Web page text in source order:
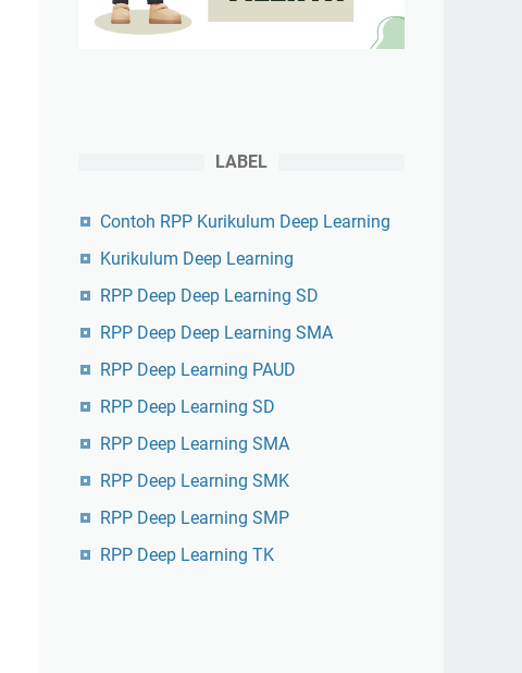
LABEL
Contoh RPP Kurikulum Deep Learning
Kurikulum Deep Learning
RPP Deep Deep Learning SD
RPP Deep Deep Learning SMA
RPP Deep Learning PAUD
RPP Deep Learning SD
RPP Deep Learning SMA
RPP Deep Learning SMK
RPP Deep Learning SMP
RPP Deep Learning TK